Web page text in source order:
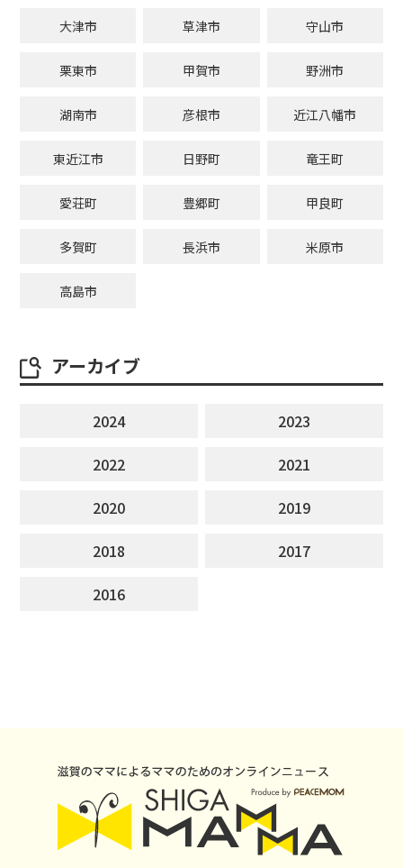
大津市 草津市 守山市
栗東市 甲賀市 野洲市
湖南市 彦根市 近江八幡市
東近江市 日野町 竜王町
愛荘町 豊郷町 甲良町
多賀町 長浜市 米原市
高島市
アーカイブ
2024
2023
2022
2021
2020
2019
2018
2017
2016